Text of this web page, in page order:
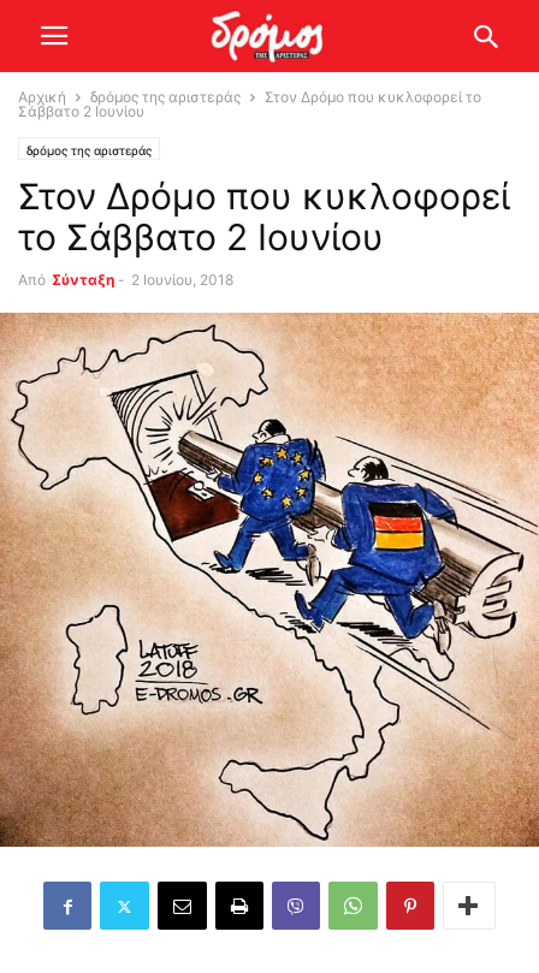
Αρχική δρόμος της αριστεράς
Στον Δρόμο που κυκλοφορεί το
Σάββατο 2 Ιουνίου
δρόμος της αριστεράς
Στον Δρόμο που κυκλοφορεί
το Σάββατο 2 Ιουνίου
Από Σύνταξη - 2 Ιουνίου, 2018